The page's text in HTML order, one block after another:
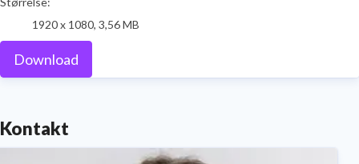
1920 x 1080, 3,56 MB
Download
Kontakt